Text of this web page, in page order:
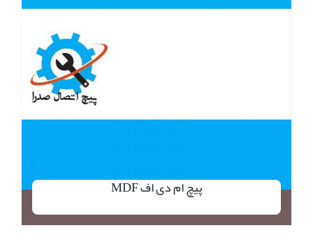
پیچ ام دی اف MDF